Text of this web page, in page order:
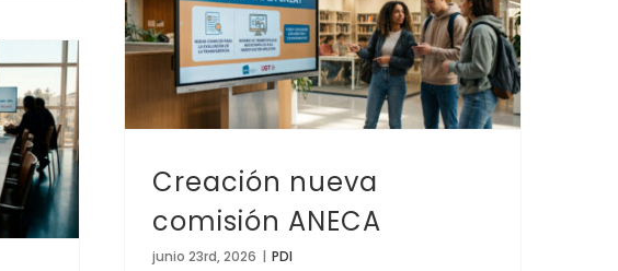
Creación nueva
comisión ANECA
junio 23rd, 2026 | PDI